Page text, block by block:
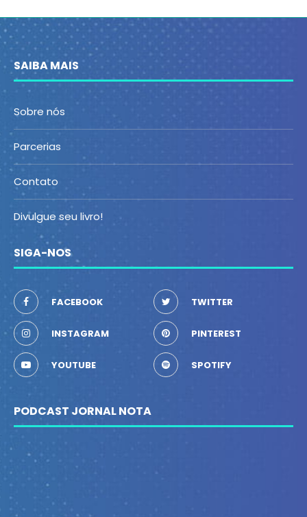
SAIBA MAIS
Sobre nós
Parcerias
Contato
Divulgue seu livro!
SIGA-NOS
FACEBOOK TWITTER
INSTAGRAM PINTEREST
YOUTUBE SPOTIFY
PODCAST JORNAL NOTA